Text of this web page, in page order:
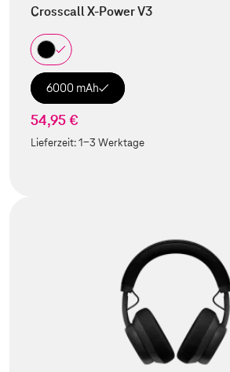
Crosscall X-Power V3
6000 mAh
54,95 €
Lieferzeit:1-3 Werktage